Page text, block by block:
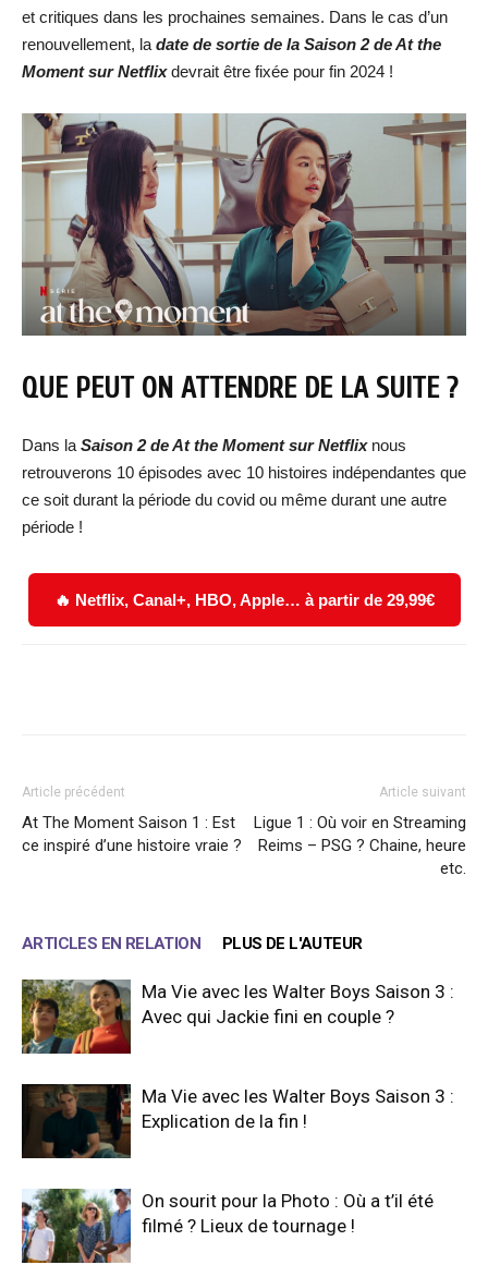
et critiques dans les prochaines semaines. Dans le cas d’un
renouvellement, la date de sortie de la Saison 2 de At the
Moment sur Netflixdevrait être fixée pour fin 2024 !
QUE PEUT ON ATTENDRE DE LA SUITE ?
Dans laSaison 2 de At the Moment sur Netflixnous
retrouverons 10 épisodes avec 10 histoires indépendantes que
ce soit durant la période du covid ou même durant une autre
période !
🔥 Netflix, Canal+, HBO, Apple… à partir de 29,99€
Article précédent
At The Moment Saison 1 : Est
ce inspiré d’une histoire vraie ?
Article suivant
Ligue 1 : Où voir en Streaming
Reims – PSG ? Chaine, heure
etc.
ARTICLES EN RELATION PLUS DE L'AUTEUR
Ma Vie avec les Walter Boys Saison 3 :
Avec qui Jackie fini en couple ?
Ma Vie avec les Walter Boys Saison 3 :
Explication de la fin !
On sourit pour la Photo : Où a t’il été
filmé ? Lieux de tournage !